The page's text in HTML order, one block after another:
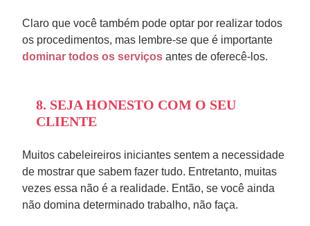
Claro que você também pode optar por realizar todos
os procedimentos, mas lembre-se que é importante
dominar todos os serviços antes de oferecê-los.
8. SEJA HONESTO COM O SEU
CLIENTE
Muitos cabeleireiros iniciantes sentem a necessidade
de mostrar que sabem fazer tudo. Entretanto, muitas
vezes essa não é a realidade. Então, se você ainda
não domina determinado trabalho, não faça.